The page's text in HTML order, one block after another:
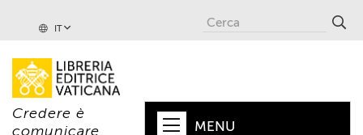
IT
Credere è
comunicare
MENU